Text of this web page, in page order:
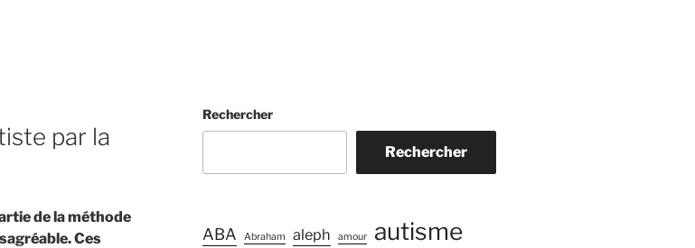
par la
de la méthode
Ces
Rechercher
Rechercher
ABA Abraham aleph amour autisme